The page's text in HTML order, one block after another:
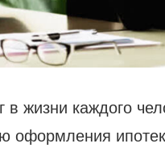
жизни каждого
оформления